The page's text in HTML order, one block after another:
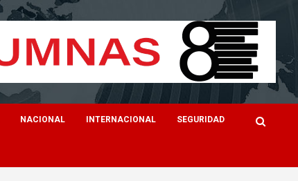
NACIONAL INTERNACIONAL SEGURIDAD